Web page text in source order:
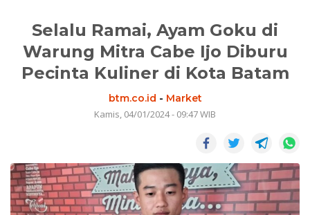
Selalu Ramai, Ayam Goku di
Warung Mitra Cabe Ijo Diburu
Pecinta Kuliner di Kota Batam
btm.co.id - Market
Kamis, 04/01/2024 - 09:47 WIB